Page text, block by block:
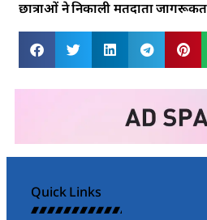
छात्राओं ने निकाली मतदाता
Quick Links